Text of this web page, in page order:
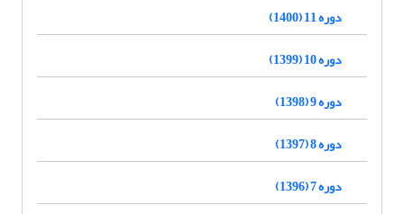
دوره 11 (1400)
دوره 10 (1399)
دوره 9 (1398)
دوره 8 (1397)
دوره 7 (1396)